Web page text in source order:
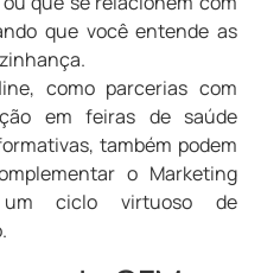
que você entende as
como parcerias com
em feiras de saúde
também podem
o Marketing
um ciclo virtuoso de